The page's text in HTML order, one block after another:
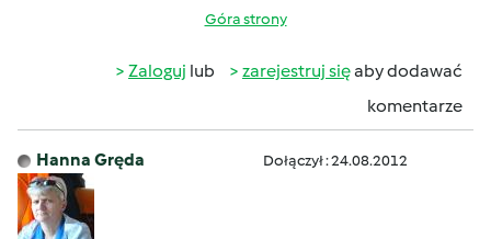
Góra strony
Zaloguj lub zarejestruj sięaby dodawać
komentarze
Hanna Gręda Dołączył : 24.08.2012